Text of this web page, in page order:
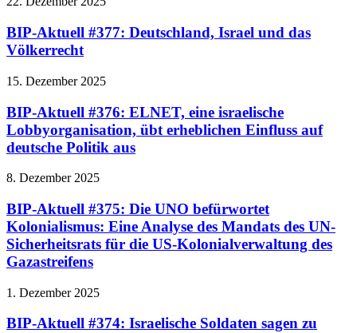
BIP-Aktuell #377: Deutschland, Israel und das
Völkerrecht
15. Dezember 2025
BIP-Aktuell #376: ELNET, eine israelische
Lobbyorganisation, übt erheblichen Einfluss auf
deutsche Politik aus
8. Dezember 2025
BIP-Aktuell #375: Die UNO befürwortet
Kolonialismus: Eine Analyse des Mandats des UN-
Sicherheitsrats für die US-Kolonialverwaltung des
Gazastreifens
1. Dezember 2025
BIP-Aktuell #374: Israelische Soldaten sagen zu